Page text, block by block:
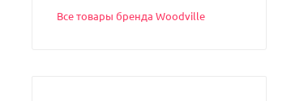
Все товары бренда Woodville